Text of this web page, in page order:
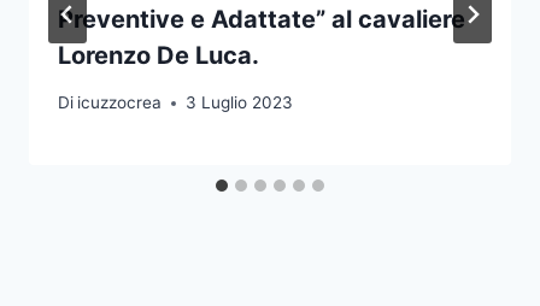
Preventive e Adattate” al cavaliere
Lorenzo De Luca.
Di icuzzocrea 3 Luglio 2023